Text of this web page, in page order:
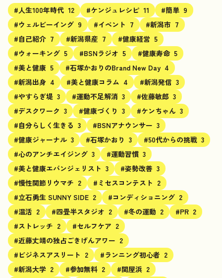
#人生100年時代 12 #ケンジュレシピ 11 #簡単 9
#ウェルビーイング 9 #イベント 7 #新潟市 7
#自己紹介 7 #新潟県産 7 #健康経営 5
#ウォーキング 5 #BSNラジオ 5 #健康寿命 5
#美と健康 5 #石塚かおりのBrand New Day 4
#新潟出身 4 #美と健康コラム 4 #新潟発信 3
#やすらぎ堤 3 #運動不足解消 3 #佐藤敏郎 3
#デスクワーク 3 #健康づくり 3 #ケンちゃん 3
#自分らしく生きる 3 #BSNアナウンサー 3
#健康ジャーナル 3 #石塚かおり 3 #50代からの挑戦 3
#心のアンチエイジング 3 #運動習慣 3
#美と健康エバンジェリスト 3 #姿勢改善 3
#慢性関節リウマチ 2 #ミセスコンテスト 2
#立石勇生 SUNNY SIDE 2 #コンディショニング 2
#温活 2 #四畳半スタジオ 2 #冬の運動 2 #PR 2
#ストレッチ 2 #セルフケア 2
#近藤丈靖の独占ごきげんアワー 2
#ビジネスアスリート 2 #ランニング初心者 2
#新潟大学 2 #参加無料 2 #関屋浜 2